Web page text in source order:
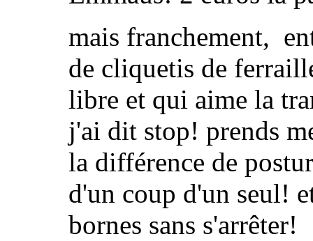
mais franchement,
de cliquetis de
libre et qui aime la
j'ai dit stop! prends
la différence de
d'un coup d'un seul!
bornes sans s'arrêter!